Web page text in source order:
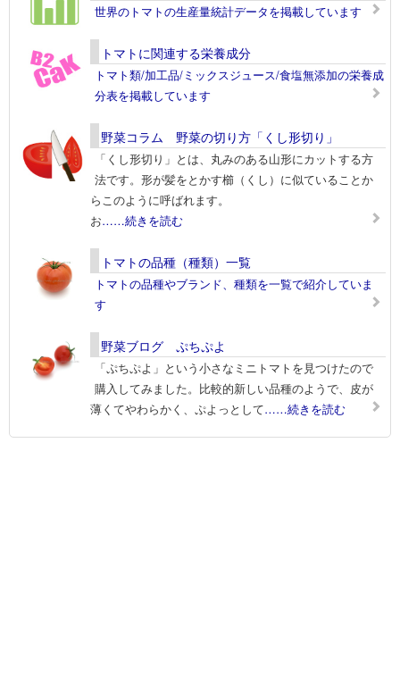
世界のトマトの生産量統計データを掲載しています
トマトに関連する栄養成分
トマト類/加工品/ミックスジュース/食塩無添加の栄養成
分表を掲載しています
野菜コラム 野菜の切り方「くし形切り」
「くし形切り」とは、丸みのある山形にカットする方
法です。形が髪をとかす櫛（くし）に似ていることか
らこのように呼ばれます。
お……続きを読む
トマトの品種（種類）一覧
トマトの品種やブランド、種類を一覧で紹介していま
す
野菜ブログ ぷちぷよ
「ぷちぷよ」という小さなミニトマトを見つけたので
購入してみました。比較的新しい品種のようで、皮が
薄くてやわらかく、ぷよっとして……続きを読む